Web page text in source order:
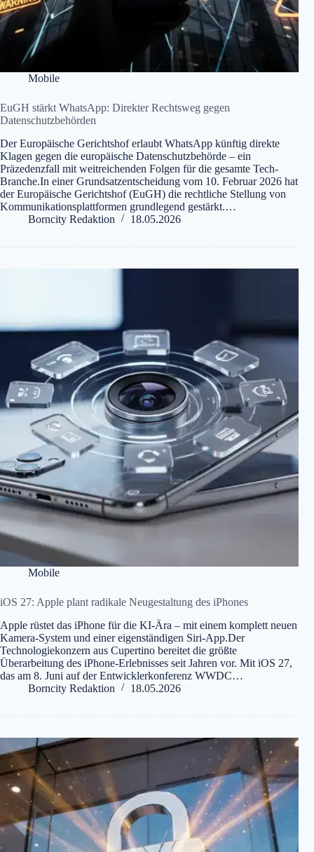
Mobile
EuGH stärkt WhatsApp: Direkter Rechtsweg gegen
Datenschutzbehörden
Der Europäische Gerichtshof erlaubt WhatsApp künftig direkte
Klagen gegen die europäische Datenschutzbehörde – ein
Präzedenzfall mit weitreichenden Folgen für die gesamte Tech-
Branche.In einer Grundsatzentscheidung vom 10. Februar 2026 hat
der Europäische Gerichtshof (EuGH) die rechtliche Stellung von
Kommunikationsplattformen grundlegend gestärkt.…
Borncity Redaktion
18.05.2026
Mobile
iOS 27: Apple plant radikale Neugestaltung des iPhones
Apple rüstet das iPhone für die KI-Ära – mit einem komplett neuen
Kamera-System und einer eigenständigen Siri-App.Der
Technologiekonzern aus Cupertino bereitet die größte
Überarbeitung des iPhone-Erlebnisses seit Jahren vor. Mit iOS 27,
das am 8. Juni auf der Entwicklerkonferenz WWDC…
Borncity Redaktion
18.05.2026